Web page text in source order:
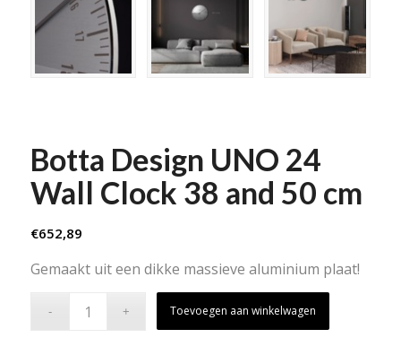
Botta Design UNO 24
Wall Clock 38 and 50 cm
€652,89
Gemaakt uit een dikke massieve aluminium plaat!
Toevoegen aan winkelwagen